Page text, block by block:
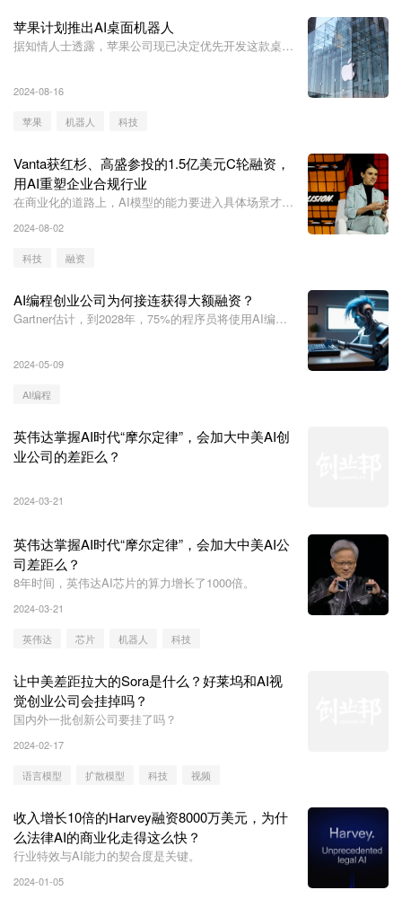
苹果计划推出AI桌面机器人
据知情人士透露，苹果公司现已决定优先开发这款桌面
2024-08-16
苹果 机器人 科技
Vanta获红杉、高盛参投的1.5亿美元C轮融资，
用AI重塑企业合规行业
在商业化的道路上，AI模型的能力要进入具体场景才能
2024-08-02
科技 融资
AI编程创业公司为何接连获得大额融资？
Gartner估计，到2028年，75%的程序员将使用AI编程
2024-05-09
AI编程
英伟达掌握AI时代“摩尔定律”，会加大中美AI创
业公司的差距么？
2024-03-21
英伟达掌握AI时代“摩尔定律”，会加大中美AI公
司差距么？
8年时间，英伟达AI芯片的算力增长了1000倍。
2024-03-21
英伟达 芯片 机器人 科技
让中美差距拉大的Sora是什么？好莱坞和AI视
觉创业公司会挂掉吗？
国内外一批创新公司要挂了吗？
2024-02-17
语言模型 扩散模型 科技 视频
收入增长10倍的Harvey融资8000万美元，为什
么法律AI的商业化走得这么快？
行业特效与AI能力的契合度是关键。
2024-01-05